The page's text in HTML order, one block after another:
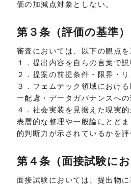
価の加減点対象としない。
第３条（評価の基準）
審査においては、以下の観点を
１．提出内容を自らの言葉で
２．提案の前提条件・限界・
３．フェムテック領域におけ
ー配慮・データガバナンスへの
４．社会実装を見据えた現実
表層的な整理や一般論にとど
的判断力が示されているかを評
第４条（面接試験にお
面接試験においては、提出物